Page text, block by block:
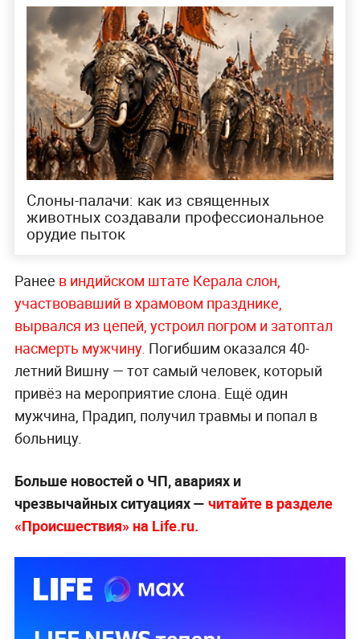
Слоны-палачи: как из священных
животных создавали профессиональное
орудие пыток
Ранее в индийском штате Керала слон,
участвовавший в храмовом празднике,
вырвался из цепей, устроил погром и затоптал
насмерть мужчину. Погибшим оказался 40-
летний Вишну — тот самый человек, который
привёз на мероприятие слона. Ещё один
мужчина, Прадип, получил травмы и попал в
больницу.
Больше новостей о ЧП, авариях и
чрезвычайных ситуациях — читайте в разделе
«Происшествия» на Life.ru.